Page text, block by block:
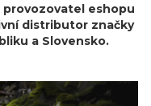
provozovatel eshopu
distributor značky
a Slovensko.